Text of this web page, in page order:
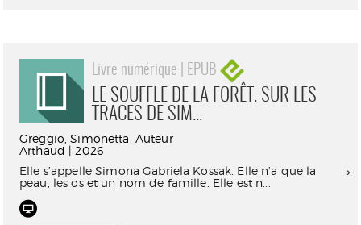
Livre numérique | EPUB
LE SOUFFLE DE LA FORÊT. SUR LES
TRACES DE SIM...
Greggio, Simonetta. Auteur
Arthaud | 2026
Elle s’appelle Simona Gabriela Kossak. Elle n’a que la
peau, les os et un nom de famille. Elle est n...